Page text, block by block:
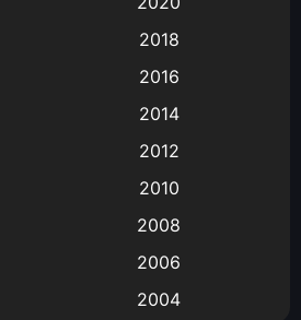
2018
2016
2014
2012
2010
2008
2006
2004